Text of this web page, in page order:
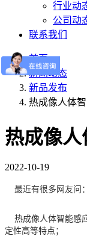
行业动
公司动
联系我们
首页
新闻动态
新品发布
热成像人体
热成像人
2022-10-19
最近有很多网友问
热成像人体智能感
定性高等特点；